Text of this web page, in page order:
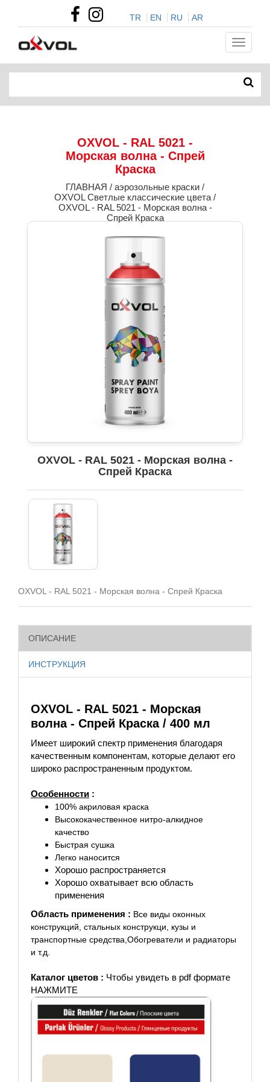
TR EN RU AR
OXVOL - RAL 5021 -
Морская волна - Спрей
Краска
ГЛАВНАЯ / аэрозольные краски /
OXVOL Светлые классические цвета /
OXVOL - RAL 5021 - Морская волна -
Спрей Краска
OXVOL - RAL 5021 - Морская волна -
Спрей Краска
OXVOL - RAL 5021 - Морская волна - Спрей Краска
ОПИСАНИЕ
ИНСТРУКЦИЯ
OXVOL - RAL 5021 - Морская
волна - Спрей Краска / 400 мл
Имеет широкий спектр применения благодаря
качественным компонентам, которые делают его
широко распространенным продуктом.
Особенности :
100% акриловая краска
Высококачественное нитро-алкидное
качество
Быстрая сушка
Легко наносится
Хорошо распространяется
Хорошо охватывает всю область
применения
Область применения : Все виды оконных
конструкций, стальных конструкци, кузы и
транспортные средства, Обогреватели и радиаторы
и т.д.
Каталог цветов : Чтобы увидеть в pdf формате
НАЖМИТЕ